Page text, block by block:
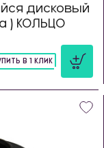
дисковый
) КОЛЬЦО
В 1 КЛИК